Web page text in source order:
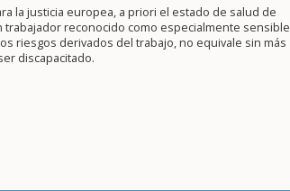
la justicia europea, a priori el estado de salud de
trabajador reconocido como especialmente sensible
riesgos derivados del trabajo, no equivale sin más
discapacitado.